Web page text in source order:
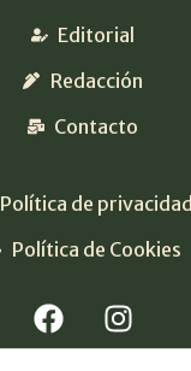
Editorial
Redacción
Contacto
Política de privacidad
Política de Cookies